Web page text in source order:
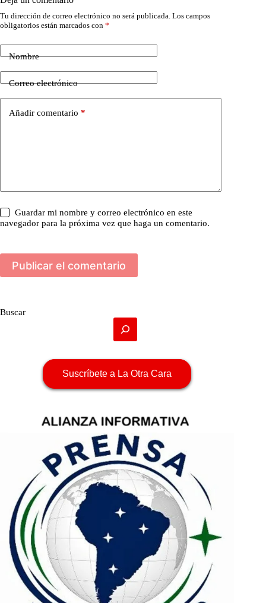
Tu dirección de correo electrónico no será publicada. Los campos
obligatorios están marcados con *
Nombre
Correo electrónico
Añadir comentario *
Guardar mi nombre y correo electrónico en este
navegador para la próxima vez que haga un comentario.
Publicar el comentario
Buscar
Suscríbete a La Otra Cara